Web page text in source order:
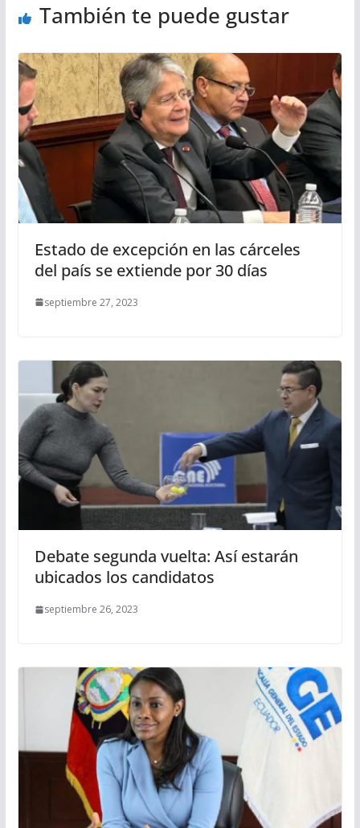
También te puede gustar
Estado de excepción en las cárceles
del país se extiende por 30 días
septiembre 27, 2023
Debate segunda vuelta: Así estarán
ubicados los candidatos
septiembre 26, 2023